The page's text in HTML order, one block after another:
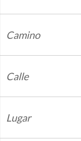
Camino
Calle
Lugar